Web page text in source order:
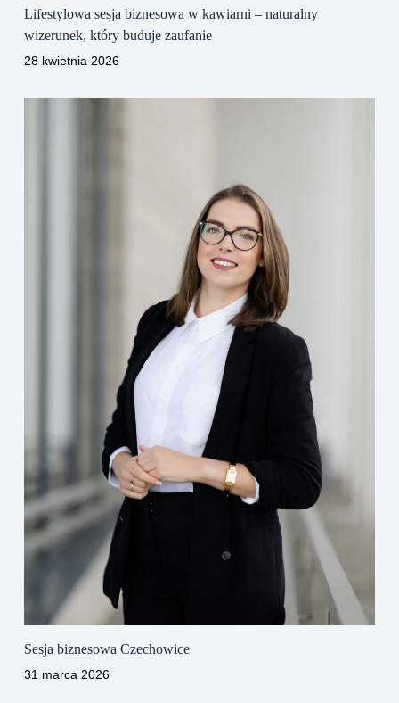
Lifestylowa sesja biznesowa w kawiarni – naturalny
wizerunek, który buduje zaufanie
28 kwietnia 2026
Sesja biznesowa Czechowice
31 marca 2026